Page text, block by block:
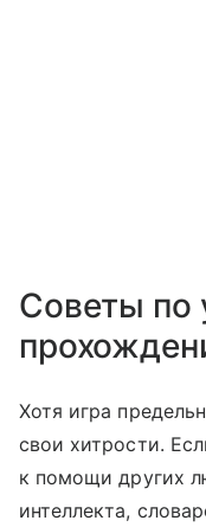
Советы по
Хотя игра
свои хитрости.
к помощи других
интеллекта,